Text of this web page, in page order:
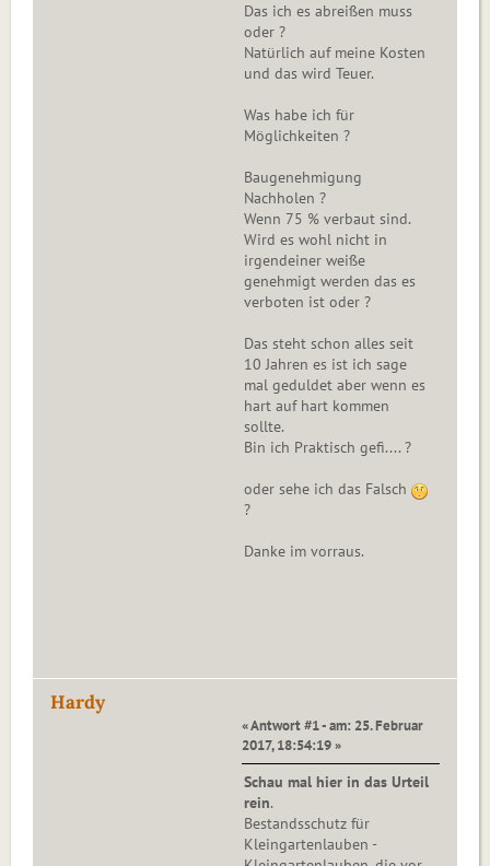
Das ich es abreißen muss
oder ?
Natürlich auf meine Kosten
und das wird Teuer.
Was habe ich für
Möglichkeiten ?
Baugenehmigung
Nachholen ?
Wenn 75 % verbaut sind.
Wird es wohl nicht in
irgendeiner weiße
genehmigt werden das es
verboten ist oder ?
Das steht schon alles seit
10 Jahren es ist ich sage
mal geduldet aber wenn es
hart auf hart kommen
sollte.
Bin ich Praktisch gefi.... ?
oder sehe ich das Falsch
?
Danke im vorraus.
Hardy
« Antwort #1 - am: 25. Februar
2017, 18:54:19 »
Schau mal hier in das Urteil
rein.
Bestandsschutz für
Kleingartenlauben -